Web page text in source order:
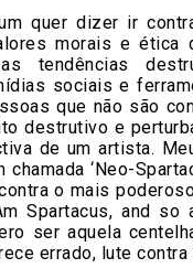
quer dizer ir
morais e ética
tendências
sociais e
que não são
destrutivo e
de um artista.
chamada ‘Neo-
o mais
Spartacus, and so
ser aquela
errado, lute contra